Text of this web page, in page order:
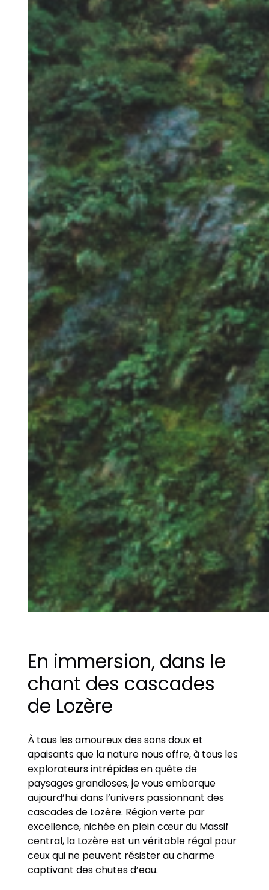
En immersion, dans le
chant des cascades
de Lozère
À tous les amoureux des sons doux et
apaisants que la nature nous offre, à tous les
explorateurs intrépides en quête de
paysages grandioses, je vous embarque
aujourd’hui dans l’univers passionnant des
cascades de Lozère. Région verte par
excellence, nichée en plein cœur du Massif
central, la Lozère est un véritable régal pour
ceux qui ne peuvent résister au charme
captivant des chutes d’eau.